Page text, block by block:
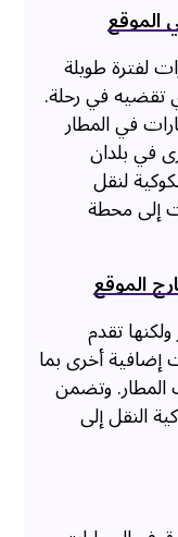
لفترة طويلة
تقضيه في رحلة.
في المطار
في بلدان
لنقل
إلى محطة
تقدم
أخرى بما
وتضمن
النقل إلى